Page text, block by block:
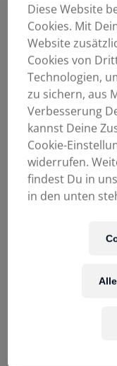
Diese Website
Cookies. Mit
Website
Cookies von
Technologien,
zu sichern, aus
Verbesserung
kannst Deine
Cookie-
widerrufen.
findest Du in
in den unten